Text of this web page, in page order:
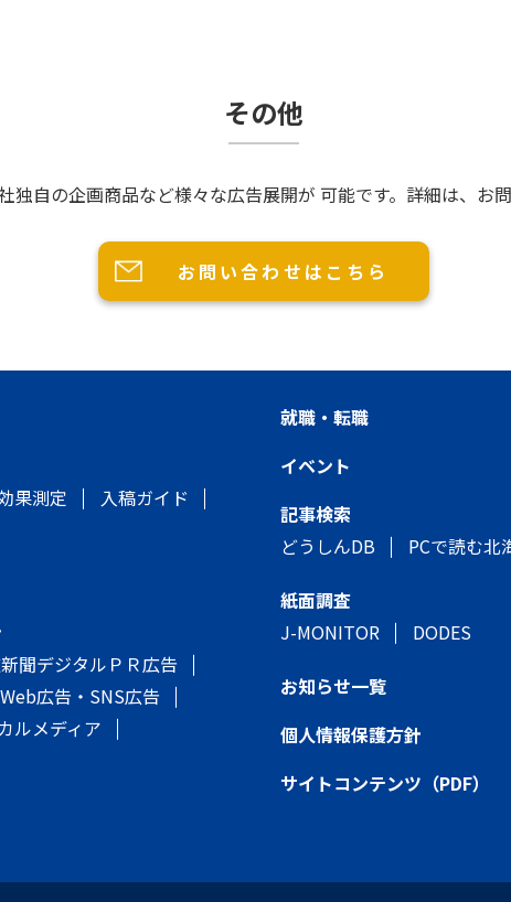
その他
独自の企画商品など様々な広告展開が 可能です。詳細は、お
お問い合わせはこちら
果測定
入稿ガイド
聞デジタルＰＲ広告
Web広告・SNS広告
ルメディア
就職・転職
イベント
記事検索
どうしんDB
PCで読む北
紙面調査
J-MONITOR
DODES
お知らせ一覧
個人情報保護方針
サイトコンテンツ（PDF）